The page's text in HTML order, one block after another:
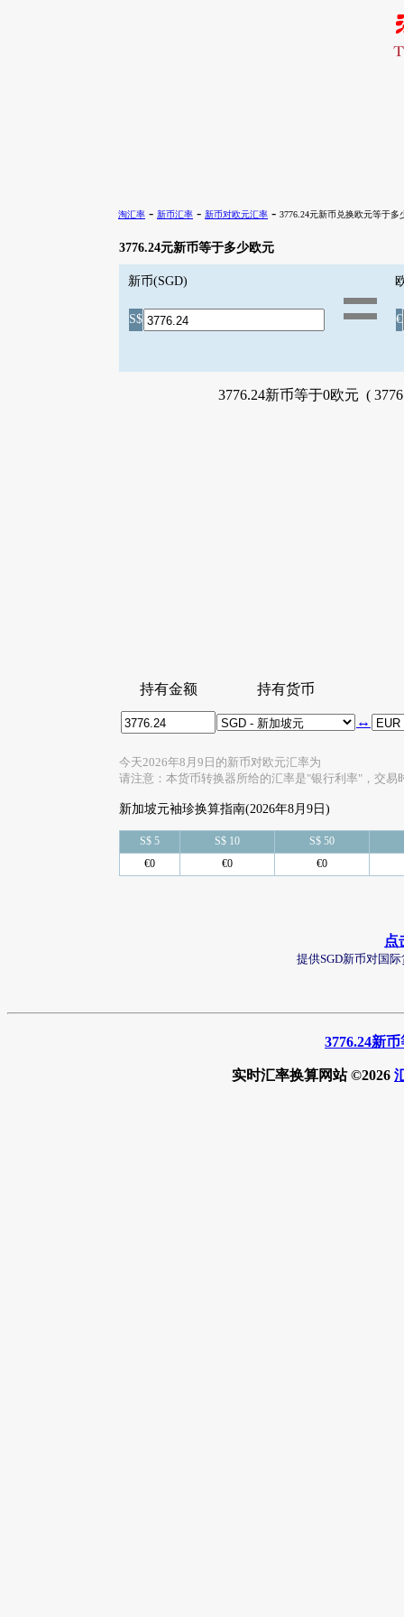
淘汇率 - 新币汇率 - 新币对欧元汇率 - 3776.24元新币兑换欧元等于多
3776.24元新币等于多少欧元
新币(SGD)
S$ €
3776.24新币等于0欧元 (
持有金额 持有货币
↔
今天2026年8月9日的新币对欧元汇率为
请注意：本货币转换器所给的汇率是"银行利率"，交易
新加坡元袖珍换算指南(2026年8月9日)
S$ 5 S$ 10
S$ 50
€0
€0 €0
点
提供SGD新币对国
3776.24新
实时汇率换算网站 ©2026